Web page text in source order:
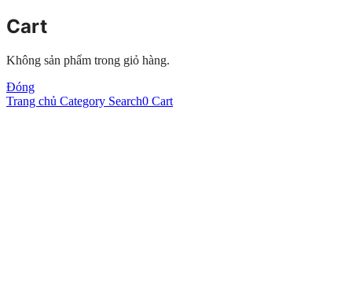
Cart
Không sản phẩm trong giỏ hàng.
Đóng
Trang chủ Category Search0 Cart